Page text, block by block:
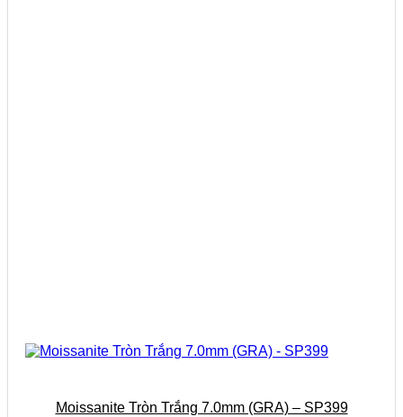
Moissanite Tròn Trắng 7.0mm (GRA) – SP399